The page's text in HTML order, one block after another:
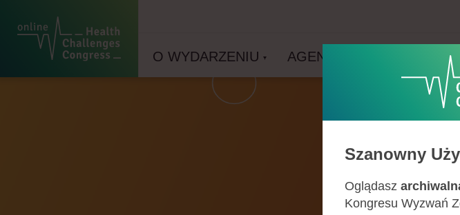
O WYDARZENIU AGENDA PRELEGENCI
Szanowny
Oglądasz
Kongresu Wyzwań